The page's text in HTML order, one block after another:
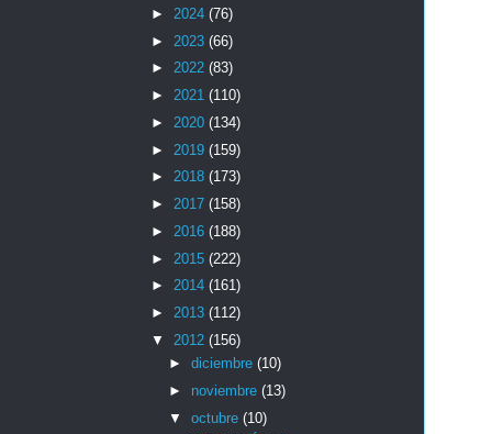
► 2024 (76)
► 2023 (66)
► 2022 (83)
► 2021 (110)
► 2020 (134)
► 2019 (159)
► 2018 (173)
► 2017 (158)
► 2016 (188)
► 2015 (222)
► 2014 (161)
► 2013 (112)
▼ 2012 (156)
► diciembre (10)
► noviembre (13)
▼ octubre (10)